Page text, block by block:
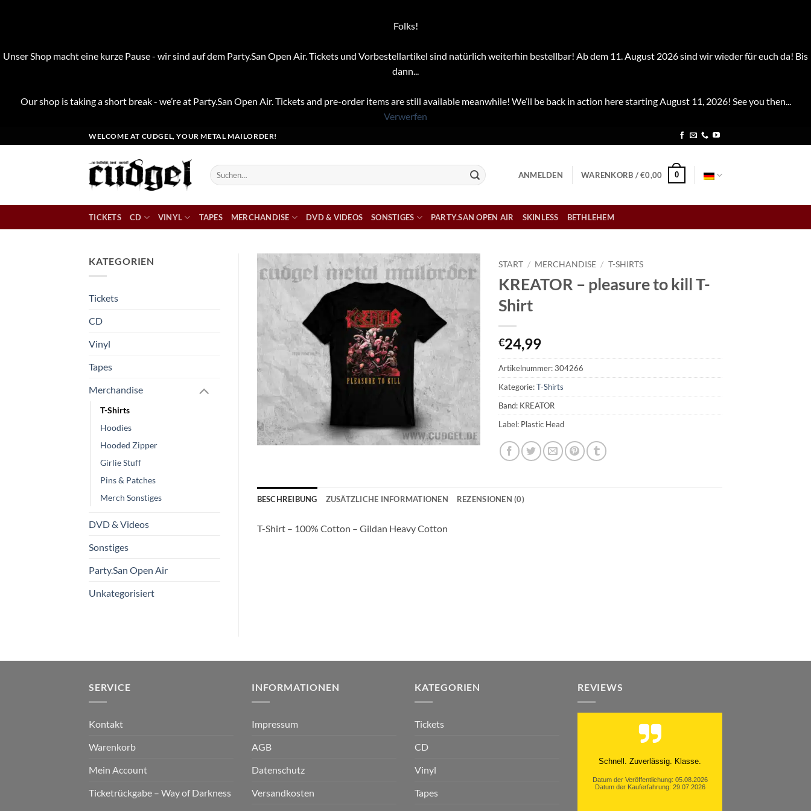
Folks!
Unser Shop macht eine kurze Pause - wir sind auf dem Party.San Open Air. Tickets und Vorbestellartikel sind natürlich weiterhin bestellbar! Ab dem 11. August 2026 sind wir wieder für euch da! Bis
dann...
Our shop is taking a short break - we’re at Party.San Open Air. Tickets and pre-order items are still available meanwhile! We’ll be back in action here starting August 11, 2026! See you then...
Verwerfen
Inhalt
WELCOME AT CUDGEL, YOUR METAL MAILORDER!
Suchen
nach:
ANMELDEN WARENKORB /€0,00 0
TICKETS CD VINYL TAPES MERCHANDISE DVD & VIDEOS SONSTIGES PARTY.SAN OPEN AIR SKINLESS BETHLEHEM
KATEGORIEN
Tickets
CD
Vinyl
Tapes
Merchandise
T-Shirts
Hoodies
Hooded Zipper
Girlie Stuff
Pins & Patches
Merch Sonstiges
DVD & Videos
Sonstiges
Party.San Open Air
Unkategorisiert
START / MERCHANDISE / T-SHIRTS
KREATOR – pleasure to kill T-
Shirt
€24,99
Artikelnummer:304266
Kategorie:T-Shirts
Band: KREATOR
Label: Plastic Head
BESCHREIBUNG ZUSÄTZLICHE INFORMATIONEN REZENSIONEN (0)
T-Shirt – 100% Cotton – Gildan Heavy Cotton
SERVICE
Kontakt
Warenkorb
Mein Account
Ticketrückgabe – Way of Darkness
INFORMATIONEN
Impressum
AGB
Datenschutz
Versandkosten
KATEGORIEN
Tickets
CD
Vinyl
Tapes
REVIEWS
Schnell. Zuverlässig. Klasse.
Datum der Veröffentlichung: 05.08.2026
Datum der Kauferfahrung: 29.07.2026